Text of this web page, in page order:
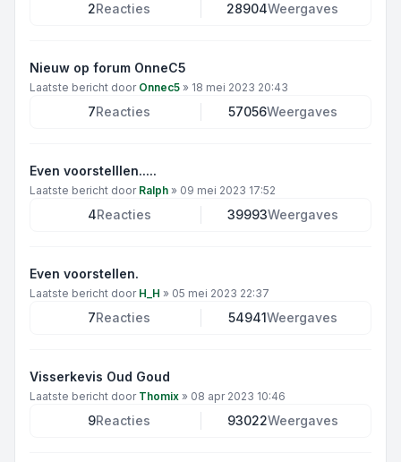
2Reacties 28904Weergaves
Nieuw op forum OnneC5
Laatste bericht door Onnec5 » 18 mei 2023 20:43
7Reacties 57056Weergaves
Even voorstelllen.....
Laatste bericht door Ralph » 09 mei 2023 17:52
4Reacties 39993Weergaves
Even voorstellen.
Laatste bericht door H_H » 05 mei 2023 22:37
7Reacties 54941Weergaves
Visserkevis Oud Goud
Laatste bericht door Thomix » 08 apr 2023 10:46
9Reacties 93022Weergaves